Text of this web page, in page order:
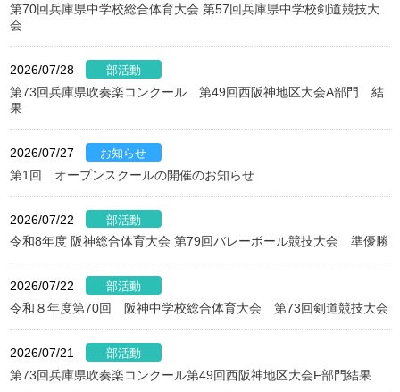
第70回兵庫県中学校総合体育大会 第57回兵庫県中学校剣道競技大
会
2026/07/28
第73回兵庫県吹奏楽コンクール 第49回西阪神地区大会A部門 結
果
2026/07/27
第1回 オープンスクールの開催のお知らせ
2026/07/22
令和8年度 阪神総合体育大会 第79回バレーボール競技大会 準優勝
2026/07/22
令和８年度第70回 阪神中学校総合体育大会 第73回剣道競技大会
2026/07/21
第73回兵庫県吹奏楽コンクール第49回西阪神地区大会F部門結果